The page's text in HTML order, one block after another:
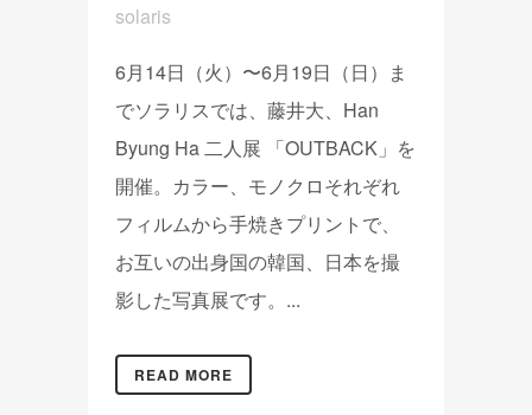
solaris
6月14日（火）〜6月19日（日）ま
でソラリスでは、藤井大、Han
Byung Ha 二人展 「OUTBACK」を
開催。カラー、モノクロそれぞれ
フィルムから手焼きプリントで、
お互いの出身国の韓国、日本を撮
影した写真展です。...
READ MORE